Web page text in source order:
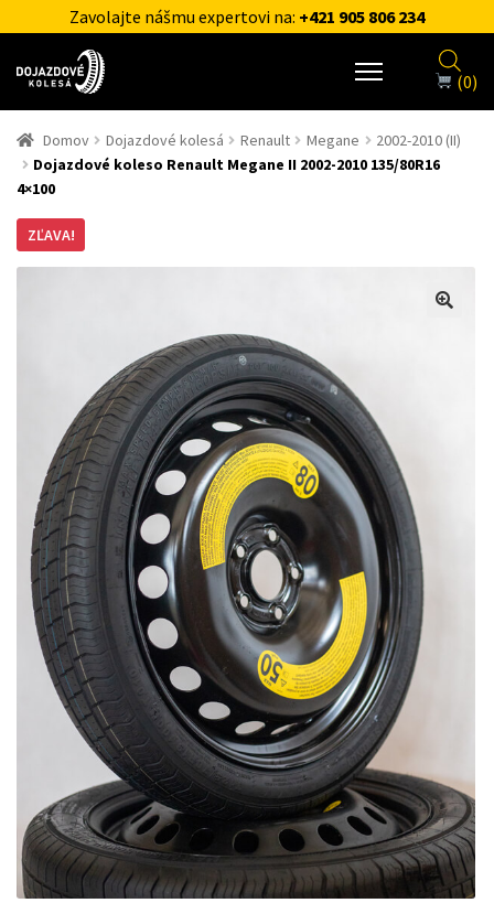
Zavolajte nášmu expertovi na: +421 905 806 234
(0)
Domov Dojazdové kolesá Renault Megane
2002-2010 (II)
Dojazdové koleso Renault Megane II 2002-2010 135/80R16
4×100
ZĽAVA!